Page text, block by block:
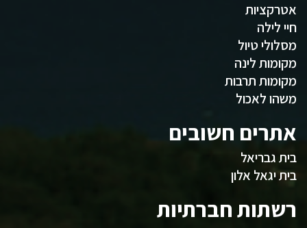
אטרקציות
חיי לילה
מסלולי טיול
מקומות לינה
מקומות תרבות
משהו לאכול
אתרים חשובים
בית גבריאל
בית יגאל אלון
רשתות חברתיות